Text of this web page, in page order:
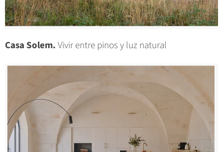
Casa Solem.Vivir entre pinos y luz natural